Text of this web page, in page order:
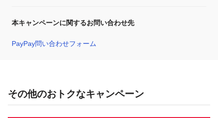
本キャンペーンに関するお問い合わせ先
PayPay問い合わせフォーム
その他のおトクなキャンペーン